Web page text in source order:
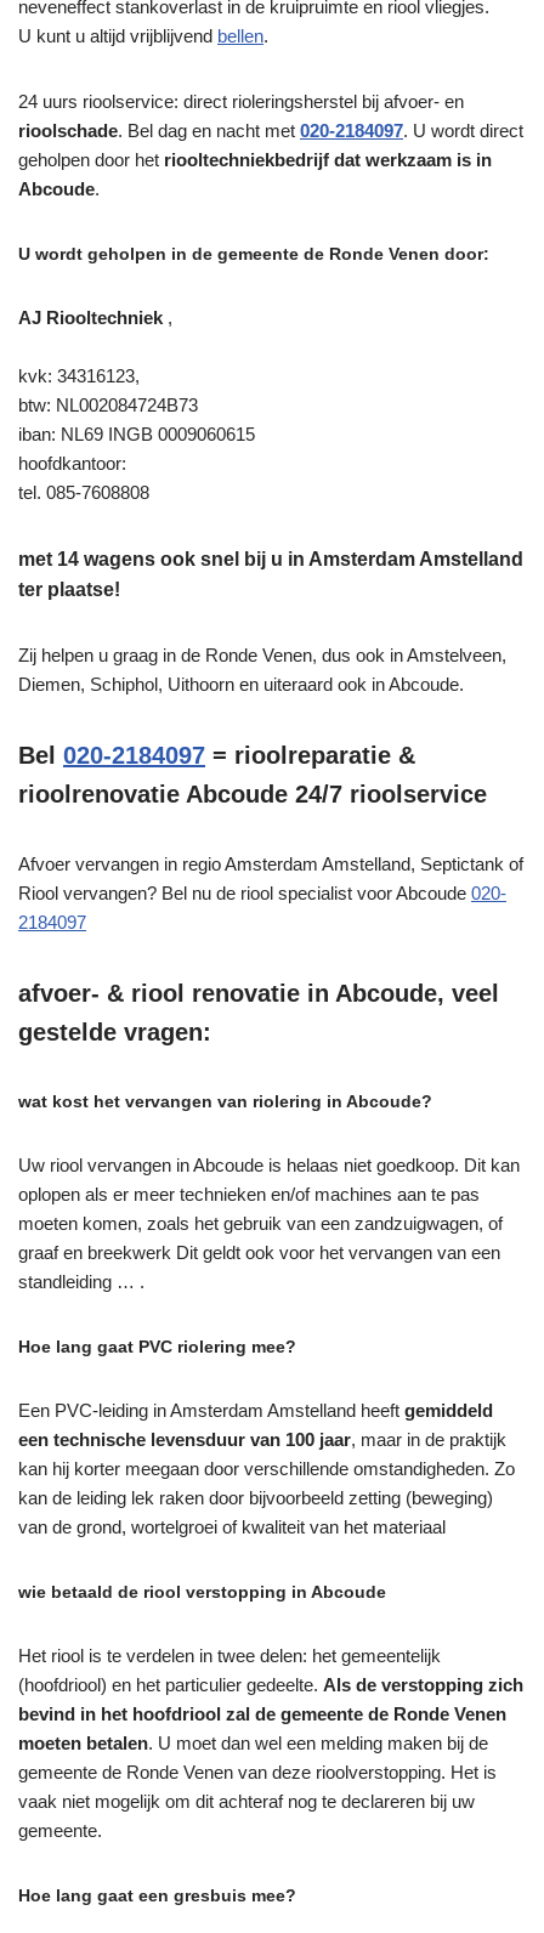
neveneffect stankoverlast in de kruipruimte en riool vliegjes.
U kunt u altijd vrijblijvend bellen.
24 uurs rioolservice: direct rioleringsherstel bij afvoer- en
rioolschade. Bel dag en nacht met 020-2184097. U wordt direct
geholpen door het riooltechniekbedrijf dat werkzaam is in
Abcoude.
U wordt geholpen in de gemeente de Ronde Venen door:
AJ Riooltechniek ,
kvk: 34316123,
btw: NL002084724B73
iban: NL69 INGB 0009060615
hoofdkantoor:
tel. 085-7608808
met 14 wagens ook snel bij u in Amsterdam Amstelland
ter plaatse!
Zij helpen u graag in de Ronde Venen, dus ook in Amstelveen,
Diemen, Schiphol, Uithoorn en uiteraard ook in Abcoude.
Bel 020-2184097 = rioolreparatie &
rioolrenovatie Abcoude 24/7 rioolservice
Afvoer vervangen in regio Amsterdam Amstelland, Septictank of
Riool vervangen? Bel nu de riool specialist voor Abcoude 020-
2184097
afvoer- & riool renovatie in Abcoude, veel
gestelde vragen:
wat kost het vervangen van riolering in Abcoude?
Uw riool vervangen in Abcoude is helaas niet goedkoop. Dit kan
oplopen als er meer technieken en/of machines aan te pas
moeten komen, zoals het gebruik van een zandzuigwagen, of
graaf en breekwerk Dit geldt ook voor het vervangen van een
standleiding … .
Hoe lang gaat PVC riolering mee?
Een PVC-leiding in Amsterdam Amstelland heeft gemiddeld
een technische levensduur van 100 jaar, maar in de praktijk
kan hij korter meegaan door verschillende omstandigheden. Zo
kan de leiding lek raken door bijvoorbeeld zetting (beweging)
van de grond, wortelgroei of kwaliteit van het materiaal
wie betaald de riool verstopping in Abcoude
Het riool is te verdelen in twee delen: het gemeentelijk
(hoofdriool) en het particulier gedeelte. Als de verstopping zich
bevind in het hoofdriool zal de gemeente de Ronde Venen
moeten betalen. U moet dan wel een melding maken bij de
gemeente de Ronde Venen van deze rioolverstopping. Het is
vaak niet mogelijk om dit achteraf nog te declareren bij uw
gemeente.
Hoe lang gaat een gresbuis mee?